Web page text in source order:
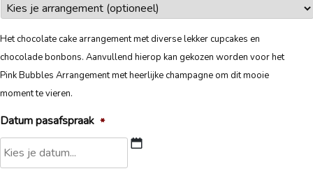
Het chocolate cake arrangement met diverse lekker cupcakes en
chocolade bonbons. Aanvullend hierop kan gekozen worden voor het
Pink Bubbles Arrangement met heerlijke champagne om dit mooie
moment te vieren.
Datum pasafspraak *